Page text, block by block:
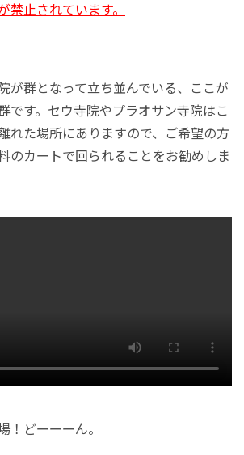
禁止されています。
が群となって立ち並んでいる、ここが
です。セウ寺院やプラオサン寺院はこ
れた場所にありますので、ご希望の方
のカートで回られることをお勧めしま
！どーーーん。